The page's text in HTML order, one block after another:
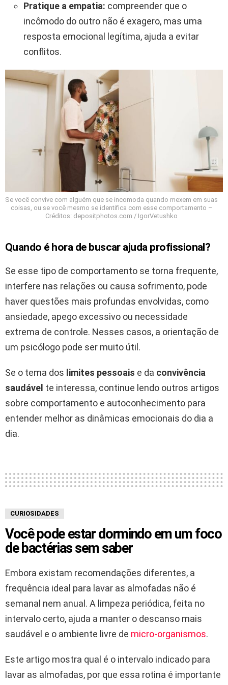
Pratique a empatia: compreender que o
incômodo do outro não é exagero, mas uma
resposta emocional legítima, ajuda a evitar
conflitos.
Se você convive com alguém que se incomoda quando mexem em suas
coisas, ou se você mesmo se identifica com esse comportamento –
Créditos: depositphotos.com / IgorVetushko
Quando é hora de buscar ajuda profissional?
Se esse tipo de comportamento se torna frequente,
interfere nas relações ou causa sofrimento, pode
haver questões mais profundas envolvidas, como
ansiedade, apego excessivo ou necessidade
extrema de controle. Nesses casos, a orientação de
um psicólogo pode ser muito útil.
Se o tema dos limites pessoais e da convivência
saudável te interessa, continue lendo outros artigos
sobre comportamento e autoconhecimento para
entender melhor as dinâmicas emocionais do dia a
dia.
CURIOSIDADES
Você pode estar dormindo em um foco
de bactérias sem saber
Embora existam recomendações diferentes, a
frequência ideal para lavar as almofadas não é
semanal nem anual. A limpeza periódica, feita no
intervalo certo, ajuda a manter o descanso mais
saudável e o ambiente livre de micro-organismos.
Este artigo mostra qual é o intervalo indicado para
lavar as almofadas, por que essa rotina é importante